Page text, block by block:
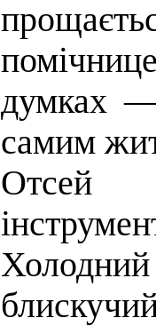
думках
самим
Отсей